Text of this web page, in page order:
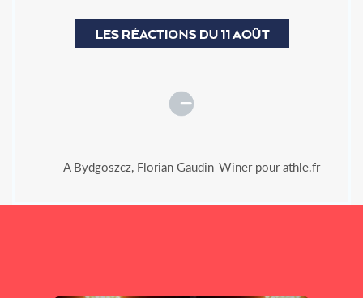
A Bydgoszcz, Florian Gaudin-Winer pour athle.fr